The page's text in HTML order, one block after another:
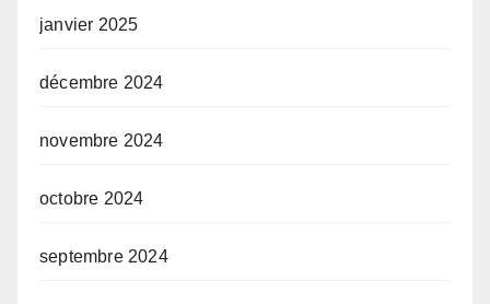
janvier 2025
décembre 2024
novembre 2024
octobre 2024
septembre 2024